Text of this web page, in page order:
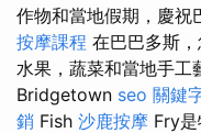
作物和當地假期，慶祝
按摩課程 在巴巴多斯
水果，蔬菜和當地手工
Bridgetown seo 關鍵
銷 Fish 沙鹿按摩 Fry